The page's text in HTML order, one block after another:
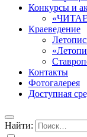
Конкурсы и
Краеведение
Контакты
Фотогалерея
Доступная
Найти: